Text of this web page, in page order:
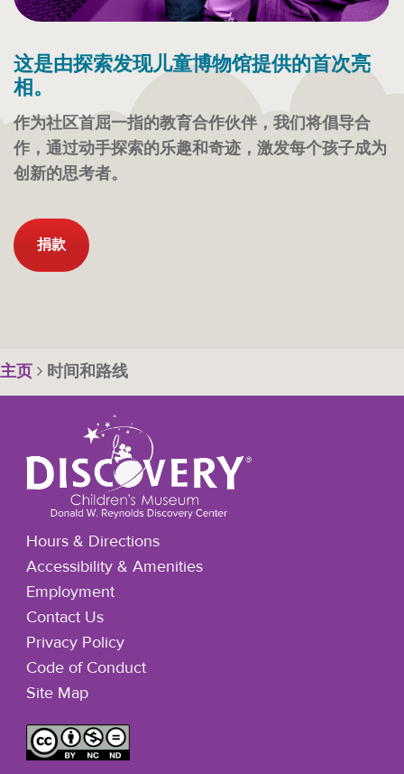
这是由探索发现儿童博物馆提供的首次亮
相。
作为社区首屈一指的教育合作伙伴，我们将倡导合
作，通过动手探索的乐趣和奇迹，激发每个孩子成为
创新的思考者。
捐款
主页 时间和路线
Hours & Directions
Accessibility & Amenities
Employment
Contact Us
Privacy Policy
Code of Conduct
Site Map